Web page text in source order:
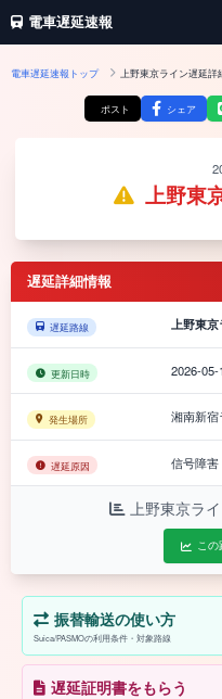
電車遅延速報
電車遅延速報トップ 上野東京ライン遅延詳
ポスト シェア
上野東
遅延詳細情報
遅延路線 上野東京
更新日時 2026-05-
発生場所 湘南新宿
遅延原因 信号障害
上野東京ラ
この
振替輸送の使い方
Suica/PASMOの利用条件・対象路線
遅延証明書をもらう